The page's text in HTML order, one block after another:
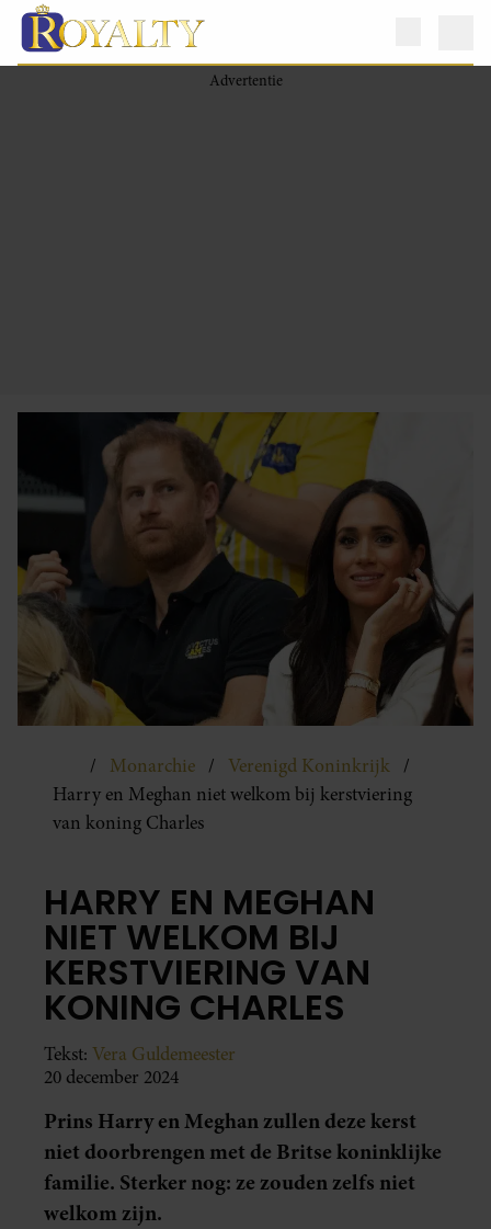
Monarchie
Verenigd Koninkrijk
Harry en Meghan niet welkom bij kerstviering
van koning Charles
HARRY EN MEGHAN
NIET WELKOM BIJ
KERSTVIERING VAN
KONING CHARLES
Tekst: Vera Guldemeester
20 december 2024
Prins Harry en Meghan zullen deze kerst
niet doorbrengen met de Britse koninklijke
familie. Sterker nog: ze zouden zelfs niet
welkom zijn.